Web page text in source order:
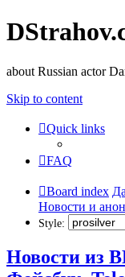
about Russian actor
Skip to content
Quick links
FAQ
Board index
Новости и
Style:
Новости из